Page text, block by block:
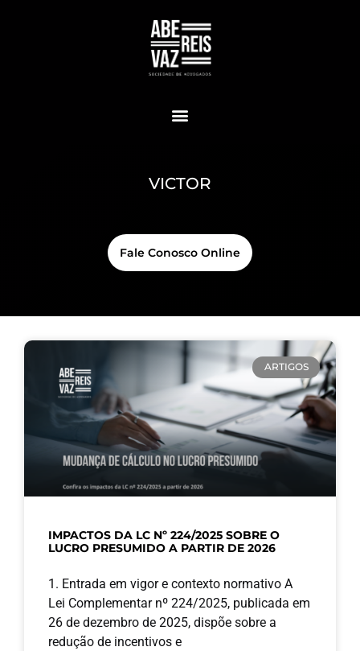
VICTOR
Fale Conosco Online
ARTIGOS
IMPACTOS DA LC Nº 224/2025 SOBRE O
LUCRO PRESUMIDO A PARTIR DE 2026
1. Entrada em vigor e contexto normativo A
Lei Complementar nº 224/2025, publicada em
26 de dezembro de 2025, dispõe sobre a
redução de incentivos e